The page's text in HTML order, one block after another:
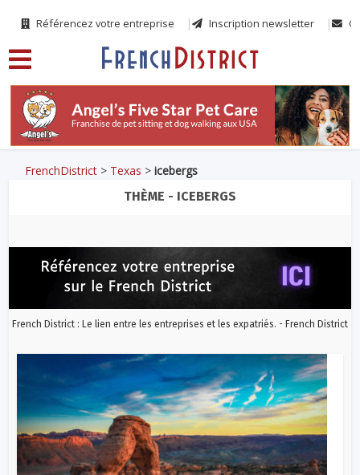
Référencez votre entreprise Inscription newsletter
FrenchDistrict > Texas >icebergs
THÈME - ICEBERGS
French District : Le lien entre les entreprises et les expatriés. - French District